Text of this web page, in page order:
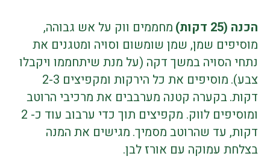
הכנה (25 דקות ( מחממים ווק על אש גבוהה,
מוסיפים שמן, שמן שומשום וסויה ומטגנים את
נתחי הסויה במשך דקה )על מנת שיתחממו ויקבלו
צבע).
מוסיפים את כל הירקות ומקפיצים 2-3
דקות.בקערה קטנה מערבבים את מרכיבי הרוטב
ומוסיפים לווק.
מקפיצים תוך כדי ערבוב עוד כ- 2
דקות, עד שהרוטב מסמיך. מגישים את המנה
בצלחת עמוקה עם אורז לבן.